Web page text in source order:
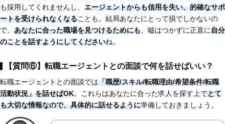
も採用してくれませんし、 エージェントからも信用を失い、的確なサポ
ートを受けられなくなることも。結局あなたにとって損でしかないの
で、 あなたに合った職場を見つけるためにも 、嘘はつかずに正直に自分
のことを話すようにしてくださいね。
【質問⑥】転職エージェントとの面談で何を話せばいい？
転職エージェントとの面談では「職歴/スキル/転職理由/希望条件/転職
活動状況」を話せばOK。これらはあなたに合った求人を探す上でとて
も大切な情報なので、具体的に話せるように準備しておきましょう。